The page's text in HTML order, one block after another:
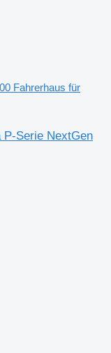
Fahrerhaus für
P-Serie NextGen